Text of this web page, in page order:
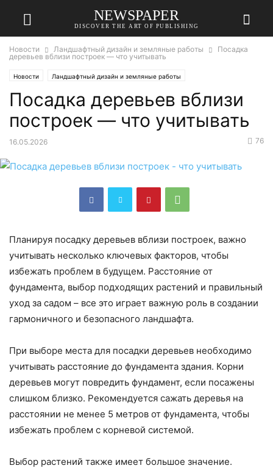
NEWSPAPER
DISCOVER THE ART OF PUBLISHING
Новости Ландшафтный дизайн и земляные работы
Посадка
деревьев вблизи построек — что учитывать
Новости Ландшафтный дизайн и земляные работы
Посадка деревьев вблизи
построек — что учитывать
16.05.2026 76
Планируя посадку деревьев вблизи построек, важно
учитывать несколько ключевых факторов, чтобы
избежать проблем в будущем. Расстояние от
фундамента, выбор подходящих растений и правильный
уход за садом – все это играет важную роль в создании
гармоничного и безопасного ландшафта.
При выборе места для посадки деревьев необходимо
учитывать расстояние до фундамента здания. Корни
деревьев могут повредить фундамент, если посажены
слишком близко. Рекомендуется сажать деревья на
расстоянии не менее 5 метров от фундамента, чтобы
избежать проблем с корневой системой.
Выбор растений также имеет большое значение.